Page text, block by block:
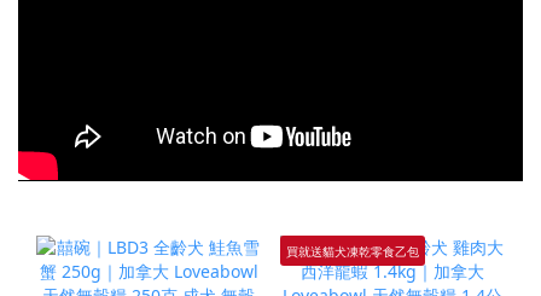
買就送貓犬凍乾零食乙包